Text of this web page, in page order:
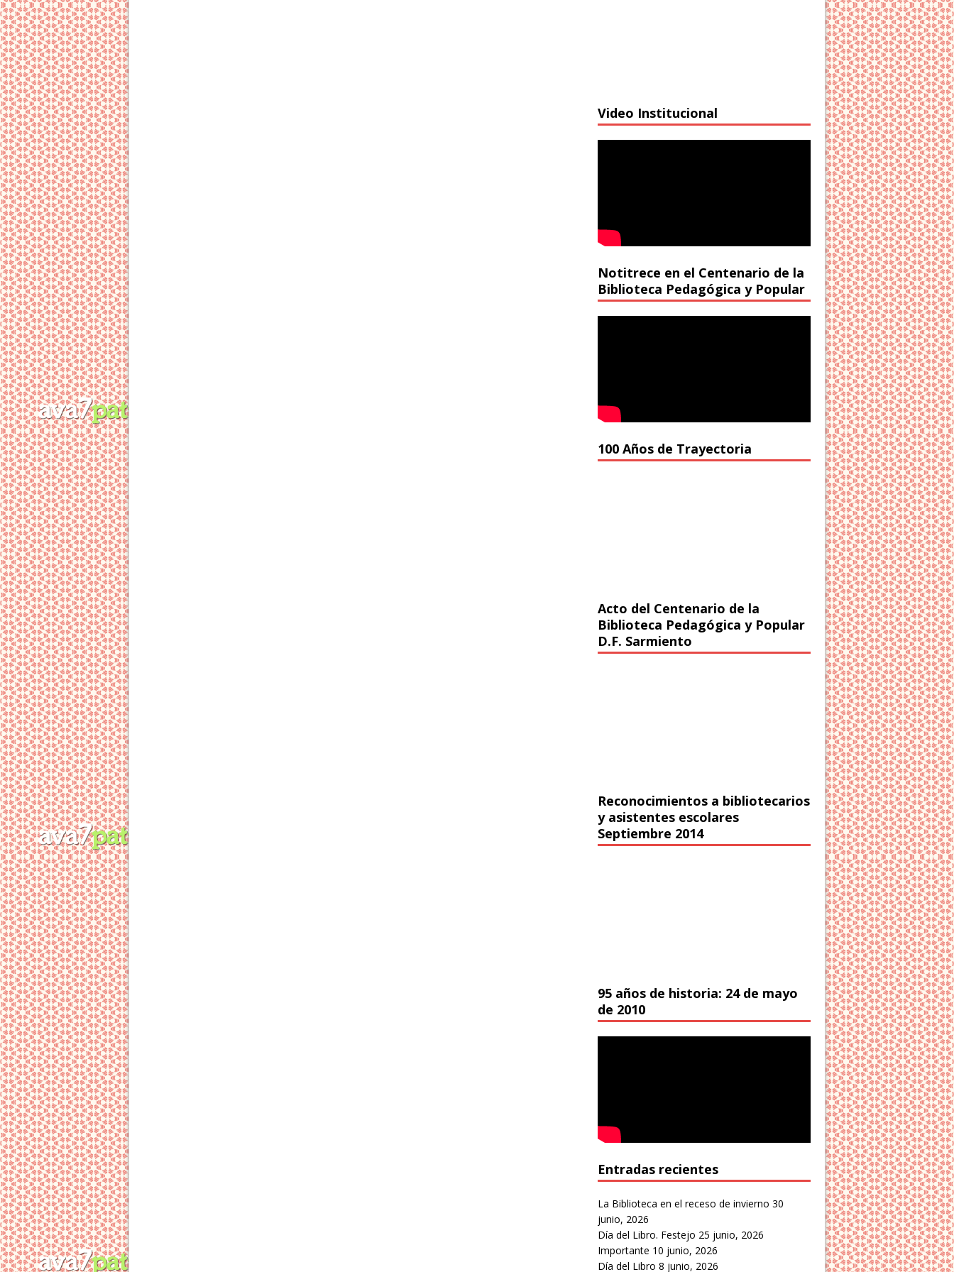
Video Institucional
Notitrece en el Centenario de la
Biblioteca Pedagógica y Popular
100 Años de Trayectoria
Acto del Centenario de la
Biblioteca Pedagógica y Popular
D.F. Sarmiento
Reconocimientos a bibliotecarios
y asistentes escolares
Septiembre 2014
95 años de historia: 24 de mayo
de 2010
Entradas recientes
La Biblioteca en el receso de invierno 30
junio, 2026
Día del Libro. Festejo 25 junio, 2026
Importante 10 junio, 2026
Día del Libro 8 junio, 2026